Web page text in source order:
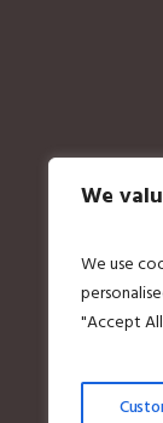
We
We use
"Accept